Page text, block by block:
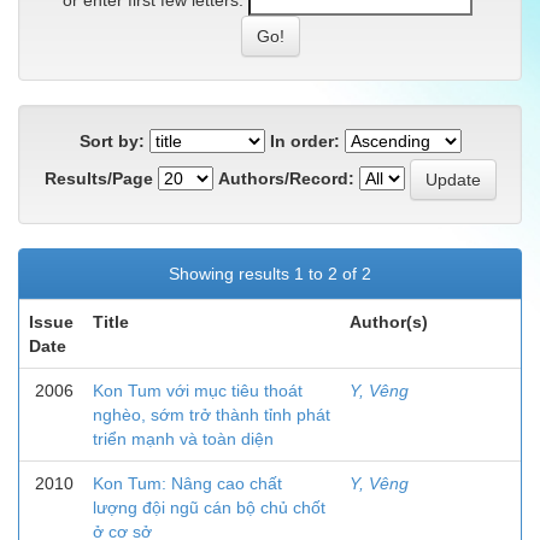
Sort by:
In order:
Results/Page
Authors/Record:
Showing results 1 to 2 of 2
Issue
Date
Title Author(s)
2006
Kon Tum với mục tiêu thoát
nghèo, sớm trở thành tỉnh phát
triển mạnh và toàn diện
Y, Vêng
2010
Kon Tum: Nâng cao chất
lượng đội ngũ cán bộ chủ chốt
ở cơ sở
Y, Vêng